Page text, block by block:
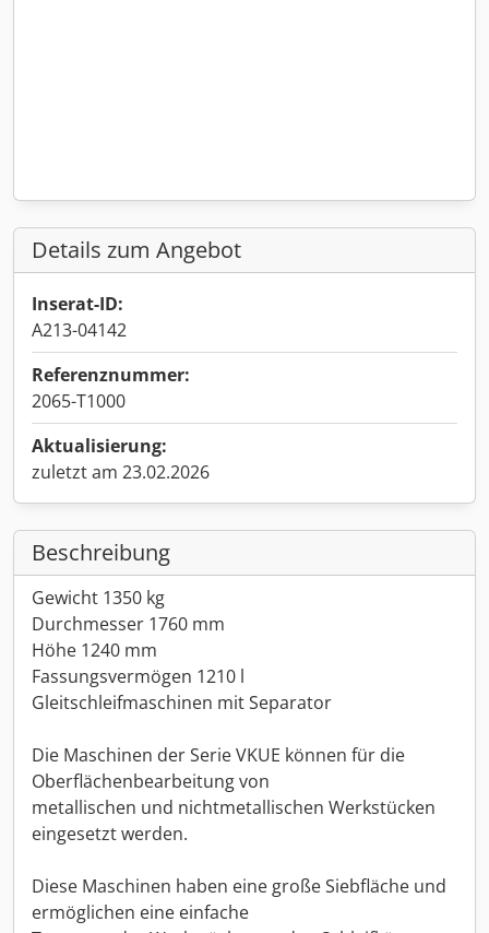
Details zum Angebot
Inserat-ID:
A213-04142
Referenznummer:
2065-T1000
Aktualisierung:
zuletzt am 23.02.2026
Beschreibung
Gewicht 1350 kg
Durchmesser 1760 mm
Höhe 1240 mm
Fassungsvermögen 1210 l
Gleitschleifmaschinen mit Separator
Die Maschinen der Serie VKUE können für die
Oberflächenbearbeitung von
metallischen und nichtmetallischen Werkstücken
eingesetzt werden.
Diese Maschinen haben eine große Siebfläche und
ermöglichen eine einfache